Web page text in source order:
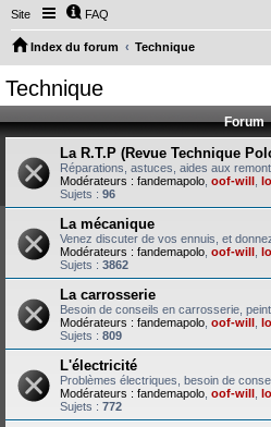
Site FAQ
Index du forum Technique
Technique
Forum
La R.T.P (Revue Technique
Réparations, astuces, aides aux
Modérateurs : fandemapolo oof-will
Sujets : 96
La mécanique
Venez discuter de vos ennuis, et
Modérateurs : fandemapolo oof-will
Sujets : 3862
La carrosserie
Besoin de conseils en carrosserie,
Modérateurs : fandemapolo oof-will
Sujets : 809
L'électricité
Problèmes électriques, besoin de
Modérateurs : fandemapolo oof-will
Sujets : 772